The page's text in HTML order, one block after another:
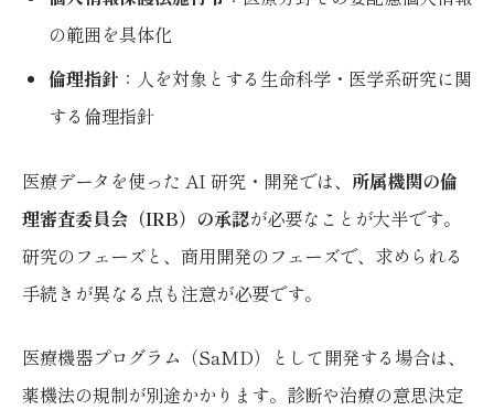
の範囲を具体化
倫理指針 ：人を対象とする生命科学・医学系研究に関
する倫理指針
医療データを使った AI 研究・開発では、 所属機関の倫
理審査委員会（IRB）の承認が必要なことが大半です。
研究のフェーズと、商用開発のフェーズで、求められる
手続きが異なる点も注意が必要です。
医療機器プログラム（SaMD）として開発する場合は、
薬機法の規制が別途かかります。診断や治療の意思決定